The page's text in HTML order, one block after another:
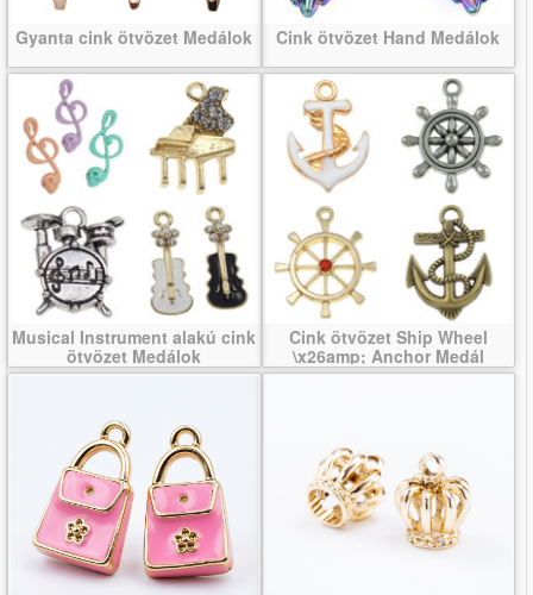
Gyanta cink ötvözet Medálok Cink ötvözet Hand Medálok
Musical Instrument alakú cink
ötvözet Medálok
Cink ötvözet Ship Wheel
\x26amp; Anchor Medál